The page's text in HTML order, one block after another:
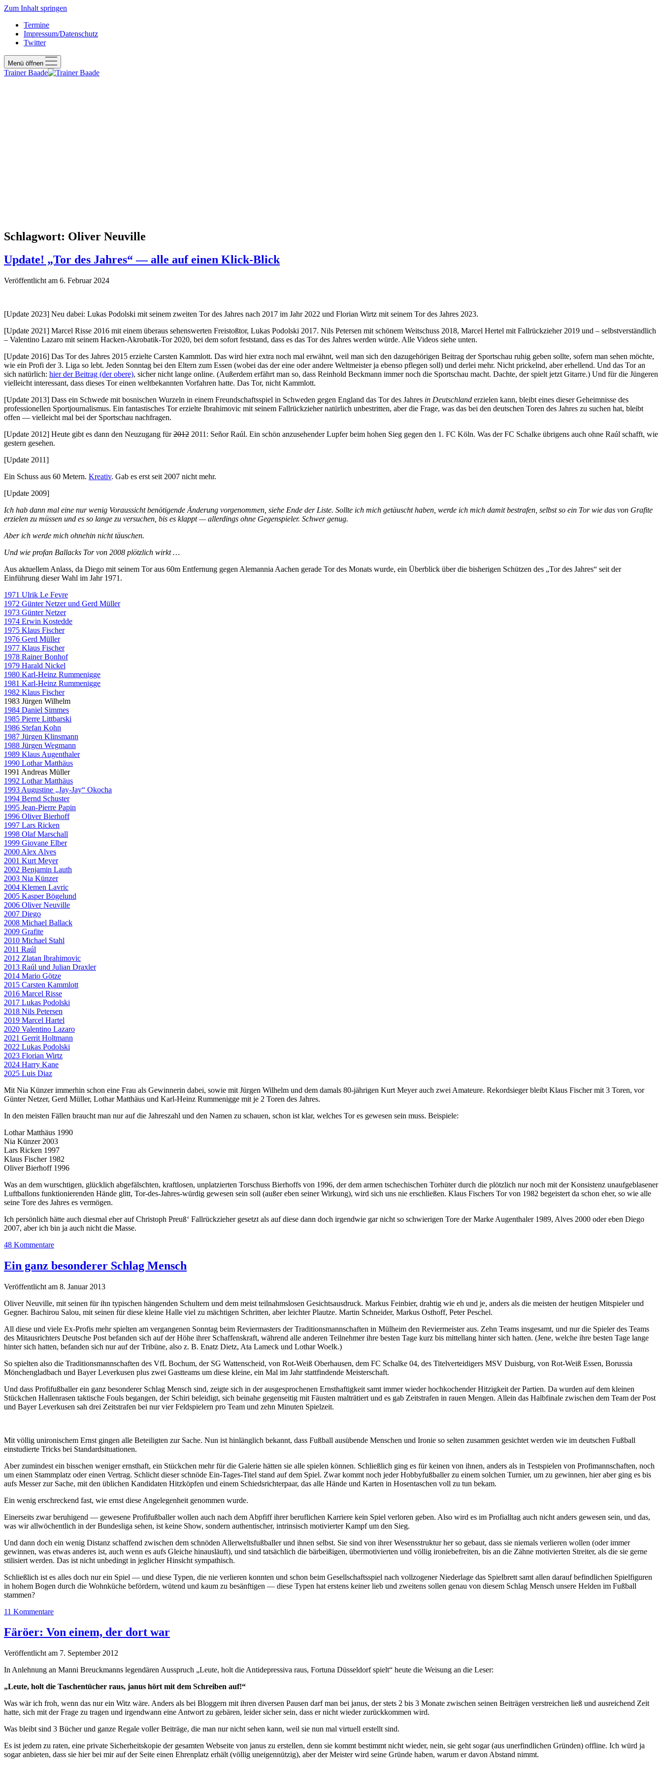
Zum Inhalt springen
Termine
Impressum/Datenschutz
Twitter
Menü öffnen
Trainer Baade
Schlagwort: Oliver Neuville
Update! „Tor des Jahres“ — alle auf einen Klick-Blick
Veröffentlicht am 6. Februar 2024
[Update 2023] Neu dabei: Lukas Podolski mit seinem zweiten Tor des Jahres nach 2017 im Jahr 2022 und Florian Wirtz mit seinem Tor des Jahres 2023.
[Update 2021] Marcel Risse 2016 mit einem überaus sehenswerten Freistoßtor, Lukas Podolski 2017. Nils Petersen mit schönem Weitschuss 2018, Marcel Hertel mit Fallrückzieher 2019 und – selbstverständlich
– Valentino Lazaro mit seinem Hacken-Akrobatik-Tor 2020, bei dem sofort feststand, dass es das Tor des Jahres werden würde. Alle Videos siehe unten.
[Update 2016] Das Tor des Jahres 2015 erzielte Carsten Kammlott. Das wird hier extra noch mal erwähnt, weil man sich den dazugehörigen Beitrag der Sportschau ruhig geben sollte, sofern man sehen möchte,
wie ein Profi der 3. Liga so lebt. Jeden Sonntag bei den Eltern zum Essen (wobei das der eine oder andere Weltmeister ja ebenso pflegen soll) und derlei mehr. Nicht prickelnd, aber erhellend. Und das Tor an
sich natürlich: hier der Beitrag (der obere), sicher nicht lange online. (Außerdem erfährt man so, dass Reinhold Beckmann immer noch die Sportschau macht. Dachte, der spielt jetzt Gitarre.) Und für die Jüngeren
vielleicht interessant, dass dieses Tor einen weltbekannten Vorfahren hatte. Das Tor, nicht Kammlott.
[Update 2013] Dass ein Schwede mit bosnischen Wurzeln in einem Freundschaftsspiel in Schweden gegen England das Tor des Jahres in Deutschland erzielen kann, bleibt eines dieser Geheimnisse des
professionellen Sportjournalismus. Ein fantastisches Tor erzielte Ibrahimovic mit seinem Fallrückzieher natürlich unbestritten, aber die Frage, was das bei den deutschen Toren des Jahres zu suchen hat, bleibt
offen — vielleicht mal bei der Sportschau nachfragen.
[Update 2012] Heute gibt es dann den Neuzugang für2012 2011: Señor Raúl. Ein schön anzusehender Lupfer beim hohen Sieg gegen den 1. FC Köln. Was der FC Schalke übrigens auch ohne Raúl schafft, wie
gestern gesehen.
[Update 2011]
Ein Schuss aus 60 Metern. Kreativ. Gab es erst seit 2007 nicht mehr.
[Update 2009]
Ich hab dann mal eine nur wenig Voraussicht benötigende Änderung vorgenommen, siehe Ende der Liste. Sollte ich mich getäuscht haben, werde ich mich damit bestrafen, selbst so ein Tor wie das von Grafite
erzielen zu müssen und es so lange zu versuchen, bis es klappt — allerdings ohne Gegenspieler. Schwer genug.
Aber ich werde mich ohnehin nicht täuschen.
Und wie profan Ballacks Tor von 2008 plötzlich wirkt …
Aus aktuellem Anlass, da Diego mit seinem Tor aus 60m Entfernung gegen Alemannia Aachen gerade Tor des Monats wurde, ein Überblick über die bisherigen Schützen des „Tor des Jahres“ seit der
Einführung dieser Wahl im Jahr 1971.
1971 Ulrik Le Fevre
1972 Günter Netzer und Gerd Müller
1973 Günter Netzer
1974 Erwin Kostedde
1975 Klaus Fischer
1976 Gerd Müller
1977 Klaus Fischer
1978 Rainer Bonhof
1979 Harald Nickel
1980 Karl-Heinz Rummenigge
1981 Karl-Heinz Rummenigge
1982 Klaus Fischer
1983 Jürgen Wilhelm
1984 Daniel Simmes
1985 Pierre Littbarski
1986 Stefan Kohn
1987 Jürgen Klinsmann
1988 Jürgen Wegmann
1989 Klaus Augenthaler
1990 Lothar Matthäus
1991 Andreas Müller
1992 Lothar Matthäus
1993 Augustine „Jay-Jay“ Okocha
1994 Bernd Schuster
1995 Jean-Pierre Papin
1996 Oliver Bierhoff
1997 Lars Ricken
1998 Olaf Marschall
1999 Giovane Elber
2000 Alex Alves
2001 Kurt Meyer
2002 Benjamin Lauth
2003 Nia Künzer
2004 Klemen Lavric
2005 Kasper Bögelund
2006 Oliver Neuville
2007 Diego
2008 Michael Ballack
2009 Grafite
2010 Michael Stahl
2011 Raúl
2012 Zlatan Ibrahimovic
2013 Raúl und Julian Draxler
2014 Mario Götze
2015 Carsten Kammlott
2016 Marcel Risse
2017 Lukas Podolski
2018 Nils Petersen
2019 Marcel Hartel
2020 Valentino Lazaro
2021 Gerrit Holtmann
2022 Lukas Podolski
2023 Florian Wirtz
2024 Harry Kane
2025 Luis Diaz
Mit Nia Künzer immerhin schon eine Frau als Gewinnerin dabei, sowie mit Jürgen Wilhelm und dem damals 80-jährigen Kurt Meyer auch zwei Amateure. Rekordsieger bleibt Klaus Fischer mit 3 Toren, vor
Günter Netzer, Gerd Müller, Lothar Matthäus und Karl-Heinz Rummenigge mit je 2 Toren des Jahres.
In den meisten Fällen braucht man nur auf die Jahreszahl und den Namen zu schauen, schon ist klar, welches Tor es gewesen sein muss. Beispiele:
Lothar Matthäus 1990
Nia Künzer 2003
Lars Ricken 1997
Klaus Fischer 1982
Oliver Bierhoff 1996
Was an dem wurschtigen, glücklich abgefälschten, kraftlosen, unplatzierten Torschuss Bierhoffs von 1996, der dem armen tschechischen Torhüter durch die plötzlich nur noch mit der Konsistenz unaufgeblasener
Luftballons funktionierenden Hände glitt, Tor-des-Jahres-würdig gewesen sein soll (außer eben seiner Wirkung), wird sich uns nie erschließen. Klaus Fischers Tor von 1982 begeistert da schon eher, so wie alle
seine Tore des Jahres es vermögen.
Ich persönlich hätte auch diesmal eher auf Christoph Preuß‘ Fallrückzieher gesetzt als auf diese dann doch irgendwie gar nicht so schwierigen Tore der Marke Augenthaler 1989, Alves 2000 oder eben Diego
2007, aber ich bin ja auch nicht die Masse.
48 Kommentare
Ein ganz besonderer Schlag Mensch
Veröffentlicht am 8. Januar 2013
Oliver Neuville, mit seinen für ihn typischen hängenden Schultern und dem meist teilnahmslosen Gesichtsausdruck. Markus Feinbier, drahtig wie eh und je, anders als die meisten der heutigen Mitspieler und
Gegner. Bachirou Salou, mit seinen für diese kleine Halle viel zu mächtigen Schritten, aber leichter Plautze. Martin Schneider, Markus Osthoff, Peter Peschel.
All diese und viele Ex-Profis mehr spielten am vergangenen Sonntag beim Reviermasters der Traditionsmannschaften in Mülheim den Reviermeister aus. Zehn Teams insgesamt, und nur die Spieler des Teams
des Mitausrichters Deutsche Post befanden sich auf der Höhe ihrer Schaffenskraft, während alle anderen Teilnehmer ihre besten Tage kurz bis mittellang hinter sich hatten. (Jene, welche ihre besten Tage lange
hinter sich hatten, befanden sich nur auf der Tribüne, also z. B. Enatz Dietz, Ata Lameck und Lothar Woelk.)
So spielten also die Traditionsmannschaften des VfL Bochum, der SG Wattenscheid, von Rot-Weiß Oberhausen, dem FC Schalke 04, des Titelverteidigers MSV Duisburg, von Rot-Weiß Essen, Borussia
Mönchengladbach und Bayer Leverkusen plus zwei Gastteams um diese kleine, ein Mal im Jahr stattfindende Meisterschaft.
Und dass Profifußballer ein ganz besonderer Schlag Mensch sind, zeigte sich in der ausgesprochenen Ernsthaftigkeit samt immer wieder hochkochender Hitzigkeit der Partien. Da wurden auf dem kleinen
Stückchen Hallenrasen taktische Fouls begangen, der Schiri beleidigt, sich beinahe gegenseitig mit Fäusten malträtiert und es gab Zeitstrafen in rauen Mengen. Allein das Halbfinale zwischen dem Team der Post
und Bayer Leverkusen sah drei Zeitstrafen bei nur vier Feldspielern pro Team und zehn Minuten Spielzeit.
Mit völlig unironischem Ernst gingen alle Beteiligten zur Sache. Nun ist hinlänglich bekannt, dass Fußball ausübende Menschen und Ironie so selten zusammen gesichtet werden wie im deutschen Fußball
einstudierte Tricks bei Standardsituationen.
Aber zumindest ein bisschen weniger ernsthaft, ein Stückchen mehr für die Galerie hätten sie alle spielen können. Schließlich ging es für keinen von ihnen, anders als in Testspielen von Profimannschaften, noch
um einen Stammplatz oder einen Vertrag. Schlicht dieser schnöde Ein-Tages-Titel stand auf dem Spiel. Zwar kommt noch jeder Hobbyfußballer zu einem solchen Turnier, um zu gewinnen, hier aber ging es bis
aufs Messer zur Sache, mit den üblichen Kandidaten Hitzköpfen und einem Schiedsrichterpaar, das alle Hände und Karten in Hosentaschen voll zu tun bekam.
Ein wenig erschreckend fast, wie ernst diese Angelegenheit genommen wurde.
Einerseits zwar beruhigend — gewesene Profifußballer wollen auch nach dem Abpfiff ihrer beruflichen Karriere kein Spiel verloren geben. Also wird es im Profialltag auch nicht anders gewesen sein, und das,
was wir allwöchentlich in der Bundesliga sehen, ist keine Show, sondern authentischer, intrinsisch motivierter Kampf um den Sieg.
Und dann doch ein wenig Distanz schaffend zwischen dem schnöden Allerweltsfußballer und ihnen selbst. Sie sind von ihrer Wesensstruktur her so gebaut, dass sie niemals verlieren wollen (oder immer
gewinnen, was etwas anderes ist, auch wenn es aufs Gleiche hinausläuft), und sind tatsächlich die bärbeißigen, übermotivierten und völlig ironiebefreiten, bis an die Zähne motivierten Streiter, als die sie gerne
stilisiert werden. Das ist nicht unbedingt in jeglicher Hinsicht sympathisch.
Schließlich ist es alles doch nur ein Spiel — und diese Typen, die nie verlieren konnten und schon beim Gesellschaftsspiel nach vollzogener Niederlage das Spielbrett samt allen darauf befindlichen Spielfiguren
in hohem Bogen durch die Wohnküche befördern, wütend und kaum zu besänftigen — diese Typen hat erstens keiner lieb und zweitens sollen genau von diesem Schlag Mensch unsere Helden im Fußball
stammen?
11 Kommentare
Färöer: Von einem, der dort war
Veröffentlicht am 7. September 2012
In Anlehnung an Manni Breuckmanns legendären Ausspruch „Leute, holt die Antidepressiva raus, Fortuna Düsseldorf spielt“ heute die Weisung an die Leser:
„Leute, holt die Taschentücher raus, janus hört mit dem Schreiben auf!“
Was wär ich froh, wenn das nur ein Witz wäre. Anders als bei Bloggern mit ihren diversen Pausen darf man bei janus, der stets 2 bis 3 Monate zwischen seinen Beiträgen verstreichen ließ und ausreichend Zeit
hatte, sich mit der Frage zu tragen und irgendwann eine Antwort zu gebären, leider sicher sein, dass er nicht wieder zurückkommen wird.
Was bleibt sind 3 Bücher und ganze Regale voller Beiträge, die man nur nicht sehen kann, weil sie nun mal virtuell erstellt sind.
Es ist jedem zu raten, eine private Sicherheitskopie der gesamten Webseite von janus zu erstellen, denn sie kommt bestimmt nicht wieder, nein, sie geht sogar (aus unerfindlichen Gründen) offline. Ich würd ja
sogar anbieten, dass sie hier bei mir auf der Seite einen Ehrenplatz erhält (völlig uneigennützig), aber der Meister wird seine Gründe haben, warum er davon Abstand nimmt.